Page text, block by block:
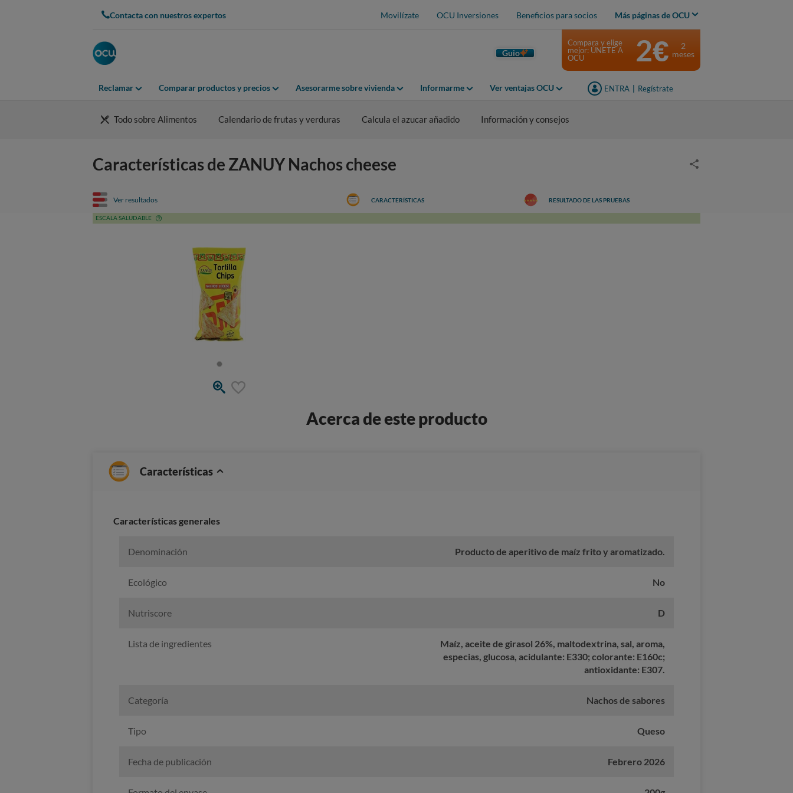
Contacta con nuestros expertos Movilízate OCU Inversiones Beneficios para socios Más páginas de OCU
Guio
Reclamar Comparar productos y precios Asesorarme sobre vivienda Informarme Ver ventajas OCU ENTRA Regístrate
Compara y elige
mejor: ÚNETE A
OCU
2€
2
meses
Todo sobre Alimentos Calendario de frutas y verduras Calcula el azucar añadido Información y consejos
Características de ZANUY Nachos cheese
Ver resultados
ESCALA SALUDABLE
CARACTERÍSTICAS RESULTADO DE LAS PRUEBAS
Acerca de este producto
Características
Características generales
Denominación Producto de aperitivo de maíz frito y aromatizado.
Ecológico No
Nutriscore D
Lista de ingredientes
Maíz, aceite de girasol 26%, maltodextrina, sal, aroma,
especias, glucosa, acidulante: E330; colorante: E160c;
antioxidante: E307.
Categoría Nachos de sabores
Tipo Queso
Fecha de publicación Febrero 2026